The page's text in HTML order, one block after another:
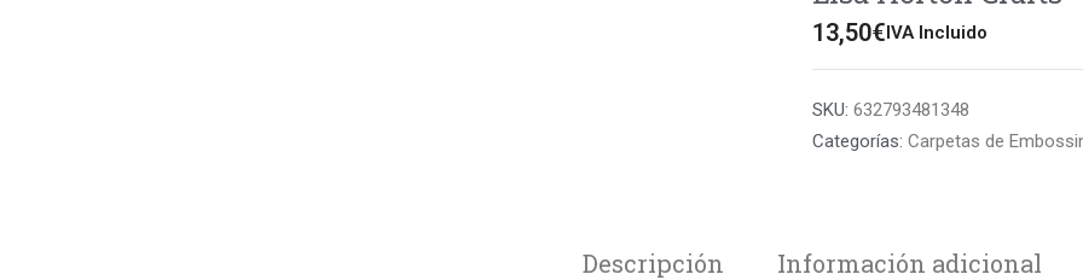
13,50€IVA Incluido
SKU: 632793481348
Categorías: Carpetas de
Descripción Información adicional